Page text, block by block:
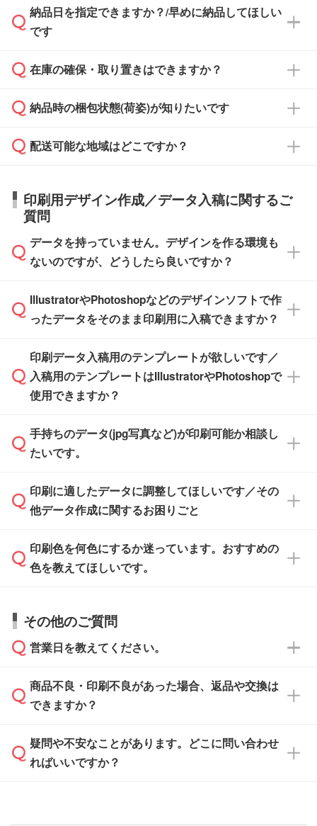
また、卒業・卒園記念品で対策委員会や個人様
校や幼稚園・保育園であれば、同様の条件でご
ご希望の際は担当スタッフまでお気軽にご相談
ください。
ず、通常はPDFデータをメール添付でお送りし
ます。
たは注文フォームの『ご注文に関する備考欄』
・印刷する場合(500個程度)
ご入金、イメージ画像の校了から約2週間～2
ご入金確認後、1～2営業日で出荷いたしま
タッフまでお問い合わせください。
ル」に注文予定日をご入力いただくと、おおよ
その締切日や出荷目安をご確認いただけます。
品が決まりましたらお早めのご発注をお願いい
たします。
※土日祝日を除く営業日換算です。
※沖縄・離島は追加日数がかかります。
納品日を指定できますか？/早めに納品してほしい
です
ご希望の納期がある場合は、お問い合わせ・お
い。
応が可能かご案内いたします。
す。>>対象商品はこちら
※最短出荷日は商品によって異なります。各商
品ページにてご確認ください
在庫の確保・取り置きはできますか？
ご入金確認後に在庫を確保し、注文確定のご連
はできかねますので予めご了承ください。
納品時の梱包状態(荷姿)が知りたいです
商品によって異なります。各ページにある商品
す。(白箱、化粧箱、ブリスターパックなど)
【袋入り】 商品がひとつずつ袋に入っていま
す。(透明袋、デザイン袋など)
【個包装なし】 個包装がされていない状態で
※化粧箱から白箱への入れ替えや、オリジナル
箱の作成は原則承っておりません。
配送可能な地域はどこですか？
日本全国へお届けが可能です。なお、海外への
直接納品は行っておりませんので予めご了承く
ださい。
印刷用デザイン作成／データ入稿に関するご
質問
データを持っていません。デザインを作る環境も
ないのですが、どうしたら良いですか？
無料の「デザインシミュレーター」を使えば、
PCやスマホから簡単にデザインを作成できま
ザインソフトがなくても安心です。
また、「データ作成サービス
せいただければ、弊社にて無料でデザインデー
タを1点作成いたします。
IllustratorやPhotoshopなどのデザインソフトで作
ったデータをそのまま印刷用に入稿できますか？
IllustratorやPhotoshop、CLIP STUDIOなどのデ
ザインソフトでこだわりのデザインを作成した
い方は、完全データ入稿
積・ご注文フォームにアップロードしてご入稿
ください。
ご入稿後は経験豊富なスタッフがデータに不備
がないかチェックし、お客様と確認してから印
刷に進みますので、ご安心ください。
印刷データ入稿用のテンプレートが欲しいです／
入稿用のテンプレートはIllustratorやPhotoshopで
使用できますか？
一部商品は入稿用テンプレートのご用意があり
ます。各商品ページの『印刷方法・テンプレー
入稿用のテンプレートはPDF形式ですが、
IllustratorやPhotoshopで開いてご利用いただけ
方」をご確認ください。
手持ちのデータ(jpg写真など)が印刷可能か相談し
たいです。
印刷に適したデータ・解像度かどうか、担当ス
タッフが事前に確認いたします。
ムへ添付いただくか、担当スタッフ宛にメール
でお送りください。
い合わせください。
なお、印刷用データの作り方に関する詳細は、
印刷に適したデータに調整してほしいです／その
他データ作成に関するお困りごと
データ作成でお困りの際には、担当スタッフが
サポートいたしますのでお気軽にご相談くださ
から添付してお送りください。
・解像度の低いデータをトレース/調整してほ
しい
解像度の低い画像や、手書きのイラスト、写真
などを、印刷に適したベクターデータに変換し
・フルカラーデータを1色に変換してほしい
印刷色を何色にするか迷っています。おすすめの
色を教えてほしいです。
お見積・ご注文・
相談いただきますと、担当スタッフがお客様の
ご希望や商品の本体色を確認し、印刷色をご提
本体色がブラック、ネイビーなど濃色の場合は
白色か淡い色の印刷色をおすすめしておりま
す。
本体色がナチュラルなど淡色の場合、印刷をく
っきりと目立たせたいときは濃い印刷色が、柔
らかい雰囲気にしたいときは淡い印刷色が映え
また、お選びいただいた印刷色が本体色に合わ
その他のご質問
営業日を教えてください。
営業日は平日の10:00～18:00で、土日祝日はお
休みとなります。注文・見積・お問い合わせ
速やかに対応いたします。
商品不良・印刷不良があった場合、返品や交換は
できますか？
お手数をお掛けいたしますが、至急担当スタッ
フまでご連絡ください。商品の状況を確認し、
疑問や不安なことがあります。どこに問い合わせ
ればいいですか？
業日以内に担当スタッフよりメールにてご連絡